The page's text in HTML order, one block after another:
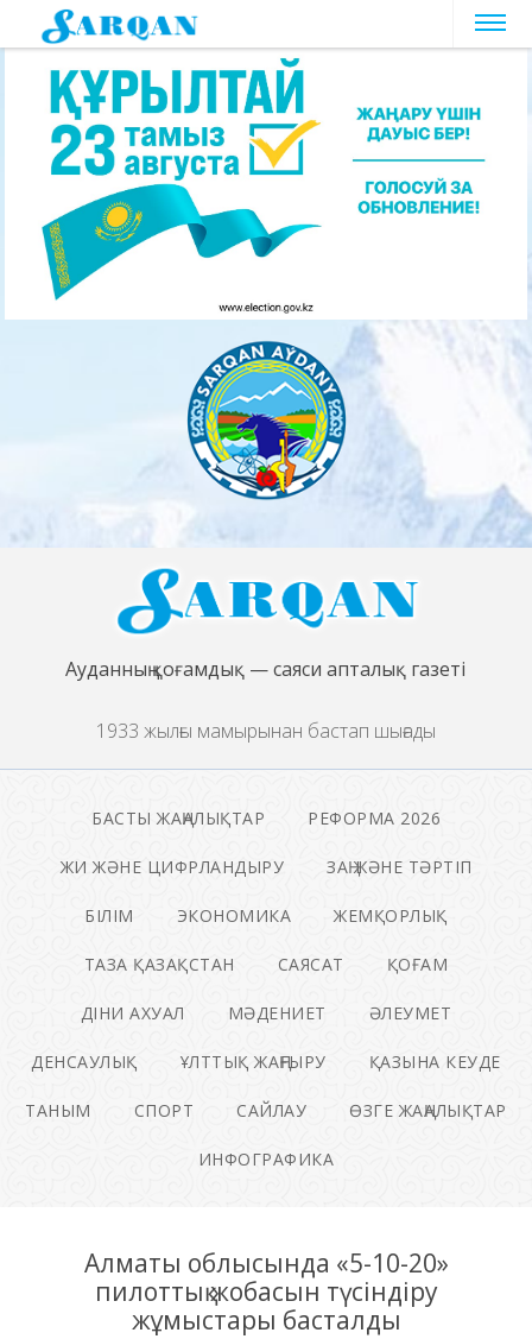
Ауданның қоғамдық — саяси апталық газеті
1933 жылғы мамырынан бастап шығады
БАСТЫ ЖАҢАЛЫҚТАР РЕФОРМА 2026
ЖИ ЖӘНЕ ЦИФРЛАНДЫРУ ЗАҢ ЖӘНЕ ТӘРТІП
БІЛІМ ЭКОНОМИКА ЖЕМҚОРЛЫҚ
ТАЗА ҚАЗАҚСТАН САЯСАТ ҚОҒАМ
ДІНИ АХУАЛ МӘДЕНИЕТ ӘЛЕУМЕТ
ДЕНСАУЛЫҚ ҰЛТТЫҚ ЖАҢҒЫРУ ҚАЗЫНА КЕУДЕ
ТАНЫМ СПОРТ САЙЛАУ ӨЗГЕ ЖАҢАЛЫҚТАР
ИНФОГРАФИКА
Алматы облысында «5-10-20»
пилоттық жобасын түсіндіру
жұмыстары басталды